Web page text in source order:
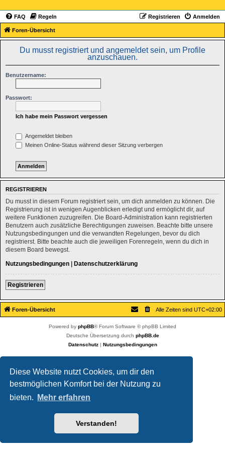
Diese Website nutzt Cookies, um dir den
bestmöglichen Komfort bei der Nutzung zu
bieten.
Mehr erfahren
Verstanden!
FAQ Regeln Anmelden
Registrieren
Foren-Übersicht
Du musst registriert und angemeldet sein, um Profile
anzuschauen.
Benutzername:
Passwort:
Ich habe mein Passwort vergessen
Angemeldet bleiben
Meinen Online-Status während dieser Sitzung verbergen
REGISTRIEREN
Du musst in diesem Forum registriert sein, um dich anmelden zu können. Die
Registrierung ist in wenigen Augenblicken erledigt und ermöglicht dir, auf
weitere Funktionen zuzugreifen. Die Board-Administration kann registrierten
Benutzern auch zusätzliche Berechtigungen zuweisen. Beachte bitte unsere
Nutzungsbedingungen und die verwandten Regelungen, bevor du dich
registrierst. Bitte beachte auch die jeweiligen Forenregeln, wenn du dich in
diesem Board bewegst.
Nutzungsbedingungen | Datenschutzerklärung
Registrieren
Foren-Übersicht Alle Zeiten sind UTC+02:00
Powered by phpBB® Forum Software © phpBB Limited
Deutsche Übersetzung durch phpBB.de
Datenschutz| Nutzungsbedingungen